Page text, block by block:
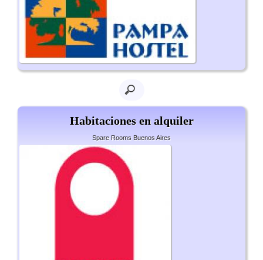
Habitaciones en alquiler
Spare Rooms Buenos Aires